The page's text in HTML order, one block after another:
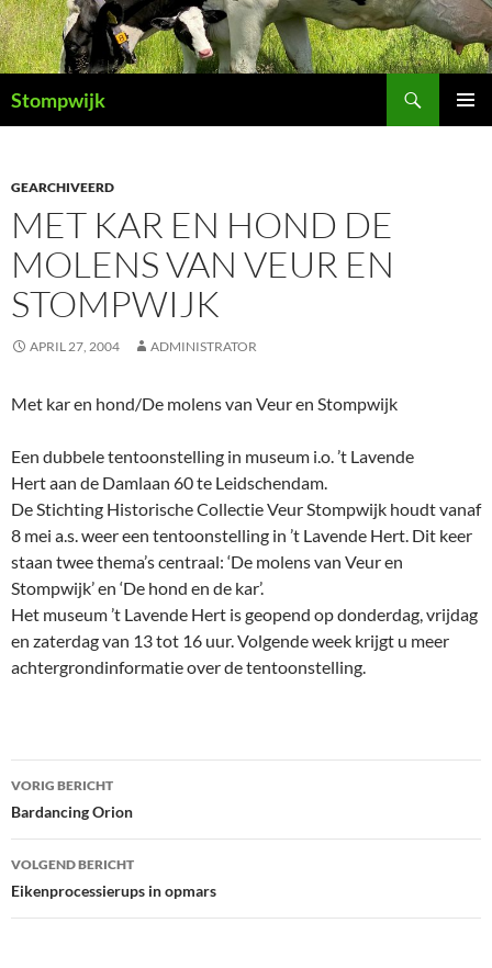
Ga
naar
de
inhoud
Stompwijk
GEARCHIVEERD
MET KAR EN HOND DE
MOLENS VAN VEUR EN
STOMPWIJK
APRIL 27, 2004 ADMINISTRATOR
Met kar en hond/De molens van Veur en Stompwijk
Een dubbele tentoonstelling in museum i.o. ’t Lavende
Hert aan de Damlaan 60 te Leidschendam.
De Stichting Historische Collectie Veur Stompwijk houdt vanaf
8 mei a.s. weer een tentoonstelling in ’t Lavende Hert. Dit keer
staan twee thema’s centraal: ‘De molens van Veur en
Stompwijk’ en ‘De hond en de kar’.
Het museum ’t Lavende Hert is geopend op donderdag, vrijdag
en zaterdag van 13 tot 16 uur. Volgende week krijgt u meer
achtergrondinformatie over de tentoonstelling.
Bericht
navigatie
VORIG BERICHT
Bardancing Orion
VOLGEND BERICHT
Eikenprocessierups in opmars